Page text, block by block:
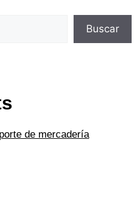
Buscar
de mercadería